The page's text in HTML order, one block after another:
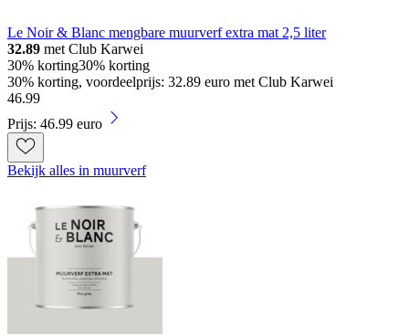
Le Noir & Blanc mengbare muurverf extra mat 2,5 liter
32.89 met Club Karwei
30% korting30% korting
30% korting, voordeelprijs: 32.89 euro met Club Karwei
46.99
Prijs: 46.99 euro
Bekijk alles in muurverf